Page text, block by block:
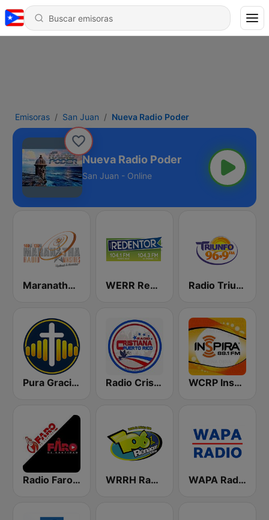
Emisoras San Juan Nueva Radio Poder
Nueva Radio Poder
San Juan - Online
Maranatha Radio Ministries WERR Redentor 104.1 FM Radio Triunfo 96.9 FM
Pura Gracia - WRPG-DB Radio Cristiana Puerto Rico WCRP Inspira 88.1 FM
Radio Faro de Santidad WRRH Radio Renacer 106.1 FM WAPA Radio